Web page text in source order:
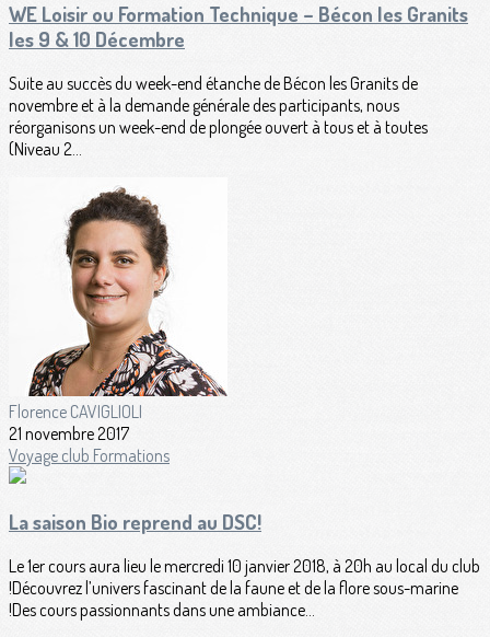
WE Loisir ou Formation Technique – Bécon les Granits
les 9 & 10 Décembre
Suite au succès du week-end étanche de Bécon les Granits de
novembre et à la demande générale des participants, nous
réorganisons un week-end de plongée ouvert à tous et à toutes
(Niveau 2...
Florence CAVIGLIOLI
21 novembre 2017
Voyage club Formations
La saison Bio reprend au DSC!
Le 1er cours aura lieu le mercredi 10 janvier 2018, à 20h au local du club
!Découvrez l’univers fascinant de la faune et de la flore sous-marine
!Des cours passionnants dans une ambiance...